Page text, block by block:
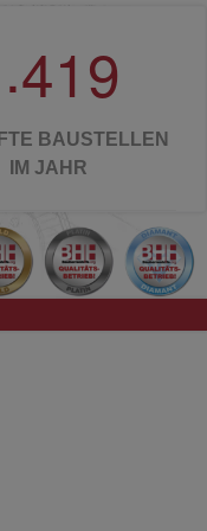
.419
BAUSTELLEN
IM JAHR